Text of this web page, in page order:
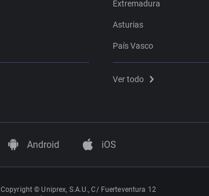
Extremadura
Asturias
País Vasco
Ver todo
Android iOS
Copyright © Uniprex, S.A.U., C/ Fuerteventura 12